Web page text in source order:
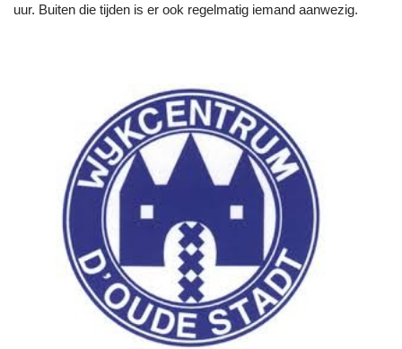
uur. Buiten die tijden is er ook regelmatig iemand aanwezig.